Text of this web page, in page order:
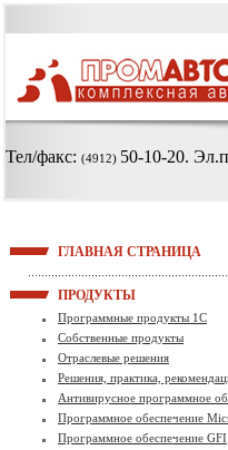
Тел/факс: (4912) 50-10-20.
ГЛАВНАЯ СТРАНИЦА
ПРОДУКТЫ
Программные продукты 1С
Собственные продукты
Отраслевые решения
Решения, практика,
Антивирусное программное
Программное обеспечение
Программное обеспечение GFI